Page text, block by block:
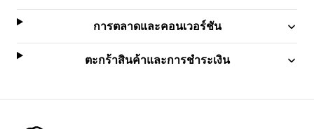
การตลาดและคอนเวอร์ชัน
ตะกร้าสินค้าและการชำระเงิน